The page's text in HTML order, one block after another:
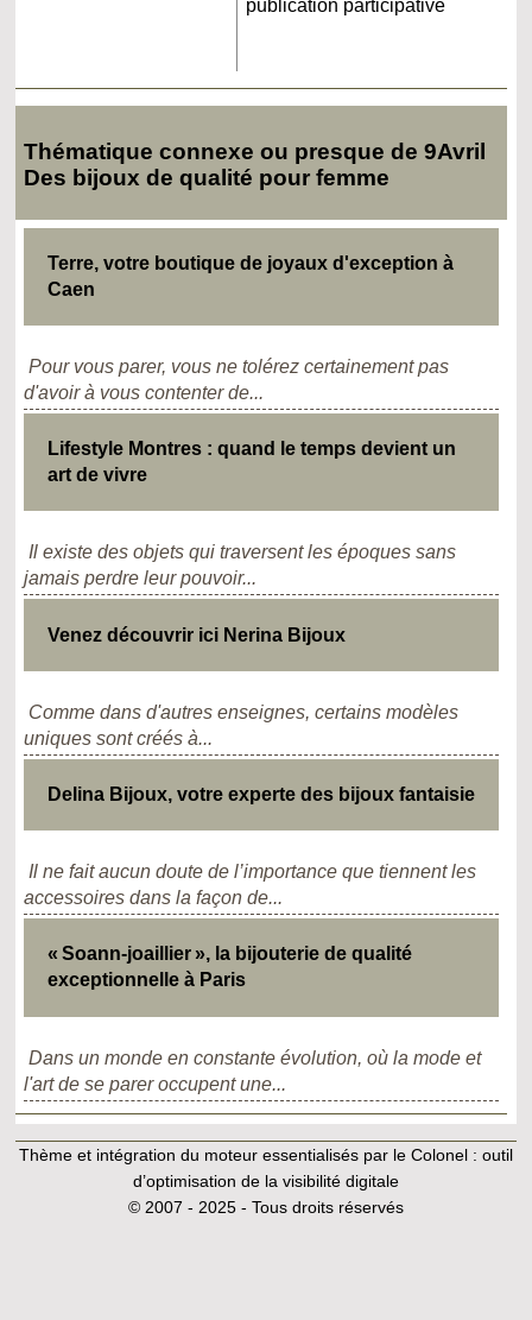
publication participative
Thématique connexe ou presque de 9Avril
Des bijoux de qualité pour femme
Terre, votre boutique de joyaux d'exception à
Caen
Pour vous parer, vous ne tolérez certainement pas
d'avoir à vous contenter de...
Lifestyle Montres : quand le temps devient un
art de vivre
Il existe des objets qui traversent les époques sans
jamais perdre leur pouvoir...
Venez découvrir ici Nerina Bijoux
Comme dans d'autres enseignes, certains modèles
uniques sont créés à...
Delina Bijoux, votre experte des bijoux fantaisie
Il ne fait aucun doute de l’importance que tiennent les
accessoires dans la façon de...
« Soann-joaillier », la bijouterie de qualité
exceptionnelle à Paris
Dans un monde en constante évolution, où la mode et
l'art de se parer occupent une...
Thème et intégration du moteur essentialisés par le Colonel : outil
d’optimisation de la visibilité digitale
© 2007 - 2025 - Tous droits réservés